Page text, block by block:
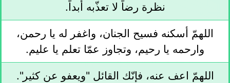
نظرة رضاً لا تعذّبه أبداً.
اللهمّ أسكنه فسيح الجنان، واغفر له يا رحمن،
وارحمه يا رحيم، وتجاوز عمّا تعلم يا عليم.
اللهمّ اعف عنه، فإنّك القائل "ويعفو عن كثير".